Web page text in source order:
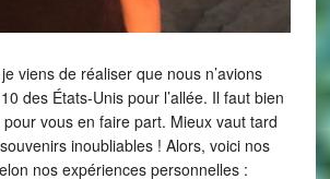
viens de réaliser que nous n’avions
des États-Unis pour l’allée. Il faut bien
vous en faire part. Mieux vaut tard
inoubliables ! Alors, voici nos
nos expériences personnelles :